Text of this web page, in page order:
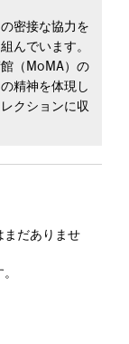
密接な協力を
んでいます。
（MoMA）の
精神を体現し
クションに収
まだありませ